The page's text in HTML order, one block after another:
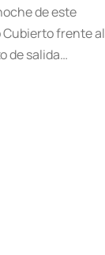
de este
frente al
de salida…